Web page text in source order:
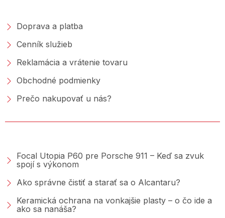
Doprava a platba
Cenník služieb
Reklamácia a vrátenie tovaru
Obchodné podmienky
Prečo nakupovať u nás?
Focal Utopia P60 pre Porsche 911 – Keď sa zvuk
spojí s výkonom
Ako správne čistiť a starať sa o Alcantaru?
Keramická ochrana na vonkajšie plasty – o čo ide a
ako sa nanáša?